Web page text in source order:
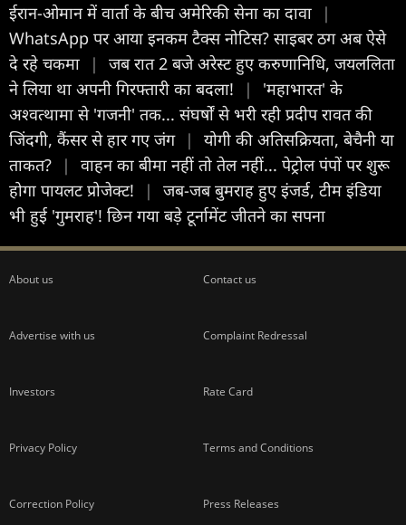
ईरान-ओमान में वार्ता के बीच अमेरिकी सेना का दावा
|
WhatsApp पर आया इनकम टैक्स नोटिस? साइबर ठग अब ऐसे
दे रहे चकमा
|
जब रात 2 बजे अरेस्ट हुए करुणानिधि, जयललिता
ने लिया था अपनी गिरफ्तारी का बदला!
|
'महाभारत' के
अश्वत्थामा से 'गजनी' तक... संघर्षों से भरी रही प्रदीप रावत की
जिंदगी, कैंसर से हार गए जंग |
योगी की अतिसक्रियता, बेचैनी या
ताकत?
|
वाहन का बीमा नहीं तो तेल नहीं... पेट्रोल पंपों पर शुरू
होगा पायलट प्रोजेक्ट!
|
जब-जब बुमराह हुए इंजर्ड, टीम इंडिया
भी हुई 'गुमराह'! छ‍िन गया बड़े टूर्नामेंट जीतने का सपना
About us Contact us
Advertise with us Complaint Redressal
Investors Rate Card
Privacy Policy Terms and Conditions
Correction Policy Press Releases